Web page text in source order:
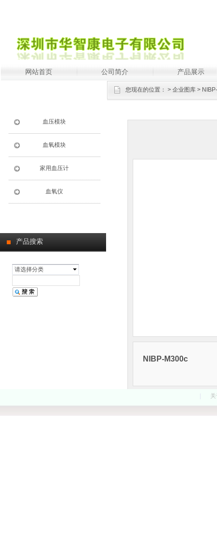
网站首页 公司简介 产品展示
产品搜索
请选择分类
您现在的位置： > 企业图库 >
NIBP-M300c
血压模块
血氧模块
家用血压计
血氧仪